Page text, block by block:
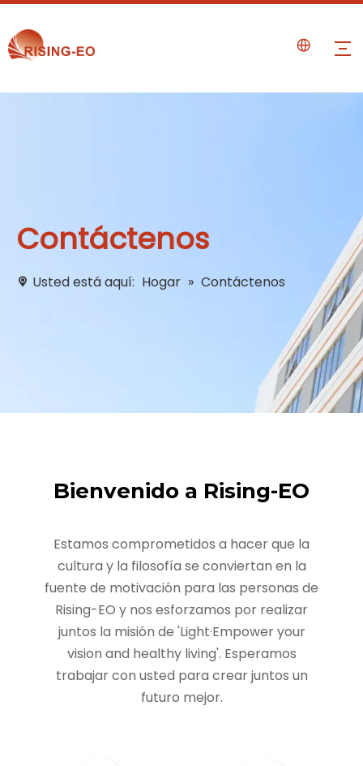
Contáctenos
Usted está aquí: Hogar » Contáctenos
Bienvenido a Rising-EO
Estamos comprometidos a hacer que la
cultura y la filosofía se conviertan en la
fuente de motivación para las personas de
Rising-EO y nos esforzamos por realizar
juntos la misión de 'Light·Empower your
vision and healthy living'. Esperamos
trabajar con usted para crear juntos un
futuro mejor.